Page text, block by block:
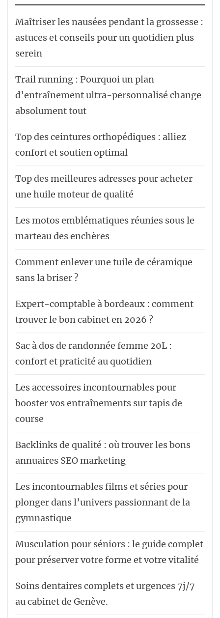
Maîtriser les nausées pendant la grossesse :
astuces et conseils pour un quotidien plus
serein
Trail running : Pourquoi un plan
d’entraînement ultra-personnalisé change
absolument tout
Top des ceintures orthopédiques : alliez
confort et soutien optimal
Top des meilleures adresses pour acheter
une huile moteur de qualité
Les motos emblématiques réunies sous le
marteau des enchères
Comment enlever une tuile de céramique
sans la briser ?
Expert-comptable à bordeaux : comment
trouver le bon cabinet en 2026 ?
Sac à dos de randonnée femme 20L :
confort et praticité au quotidien
Les accessoires incontournables pour
booster vos entraînements sur tapis de
course
Backlinks de qualité : où trouver les bons
annuaires SEO marketing
Les incontournables films et séries pour
plonger dans l’univers passionnant de la
gymnastique
Musculation pour séniors : le guide complet
pour préserver votre forme et votre vitalité
Soins dentaires complets et urgences 7j/7
au cabinet de Genève.